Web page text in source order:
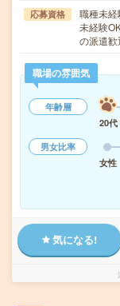
応募資格
職種未
未経験
の派遣歓
職場の雰囲気
年齢層
20代
男女比率
女性
気になる!